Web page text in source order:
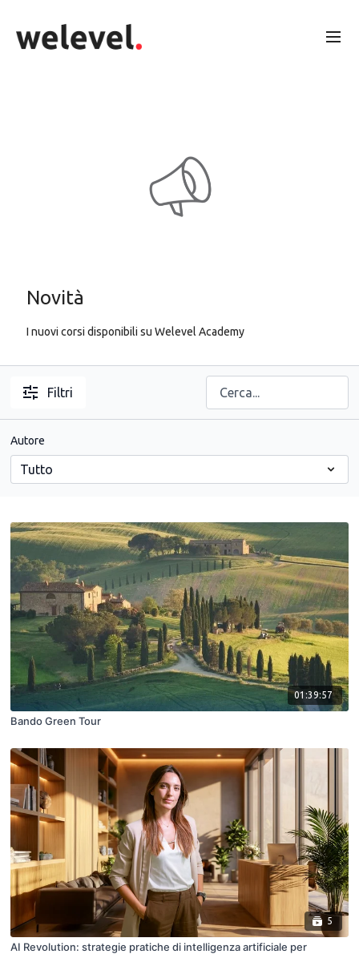
Novità
I nuovi corsi disponibili su Welevel Academy
Filtri
Autore
01:39:57
Bando Green Tour
5
AI Revolution: strategie pratiche di intelligenza artificiale per